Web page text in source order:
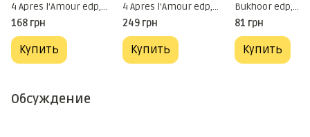
4 Apres l'Amour edp,
Франция
168 грн
Купить
4 Apres l'Amour edp,
Франция
249 грн
Купить
Bukhoor edp,
Франция
81 грн
Купить
Обсуждение